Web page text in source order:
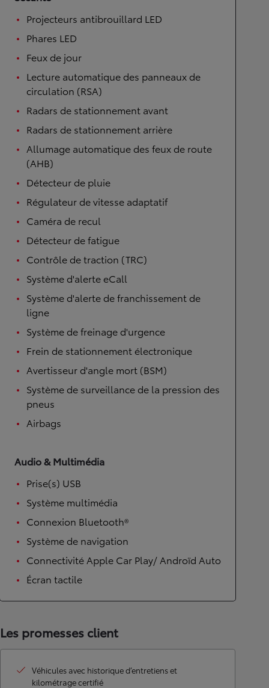
Projecteurs antibrouillard LED
Phares LED
Feux de jour
Lecture automatique des panneaux de
circulation (RSA)
Radars de stationnement avant
Radars de stationnement arrière
Allumage automatique des feux de route
(AHB)
Détecteur de pluie
Régulateur de vitesse adaptatif
Caméra de recul
Détecteur de fatigue
Contrôle de traction (TRC)
Système d'alerte eCall
Système d'alerte de franchissement de
ligne
Système de freinage d'urgence
Frein de stationnement électronique
Avertisseur d'angle mort (BSM)
Système de surveillance de la pression des
pneus
Airbags
Audio & Multimédia
Prise(s) USB
Système multimédia
Connexion Bluetooth®
Système de navigation
Connectivité Apple Car Play/ Androïd Auto
Écran tactile
Les promesses client
Véhicules avec historique d’entretiens et
kilométrage certifié